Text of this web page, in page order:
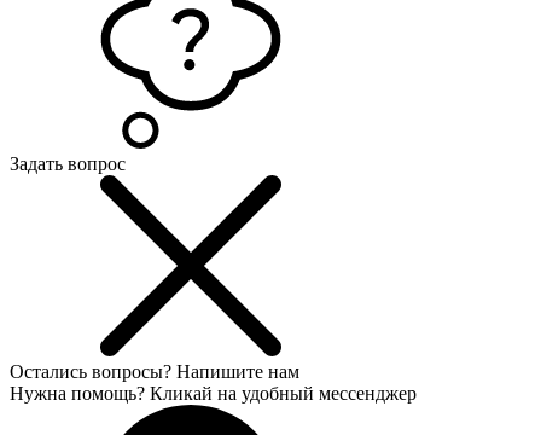
Задать вопрос
Остались вопросы? Напишите нам
Нужна помощь? Кликай на удобный мессенджер